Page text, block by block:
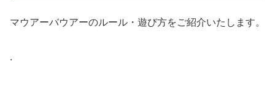
マウアーバウアーのルール・遊び方をご紹介いたします。
.